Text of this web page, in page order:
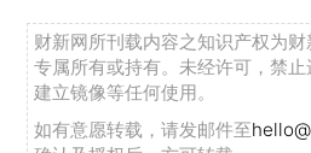
财新网所刊载内容之知识产权为
专属所有或持有。未经许可，禁
建立镜像等任何使用。
如有意愿转载，请发邮件至